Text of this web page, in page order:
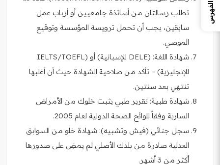
تطلب رسالتان من أساتذة جامعيين أو أرباب عمل
سابقين، يجب أن تحمل ترويسة المؤسسة وتوقيع
الموصي.
شهادة اللغة: (DELE للإسبانية) أو (IELTS/TOEFL
للإنجليزية) – تأكد من صلاحية الشهادة حيث أن أغلبها
تنتهي بعد سنتين.
شهادة طبية: تقرير طبي يثبت خلوك من الأمراض
السارية وفقاً للوائح الصحة الدولية لعام 2005.
سجل جنائي (فيش وتشبيه): شهادة خلو من السوابق
العدلية صادرة من بلدك الأصلي لم يمضِ على صدورها
أكثر من 3 أشهر.
الفهرس